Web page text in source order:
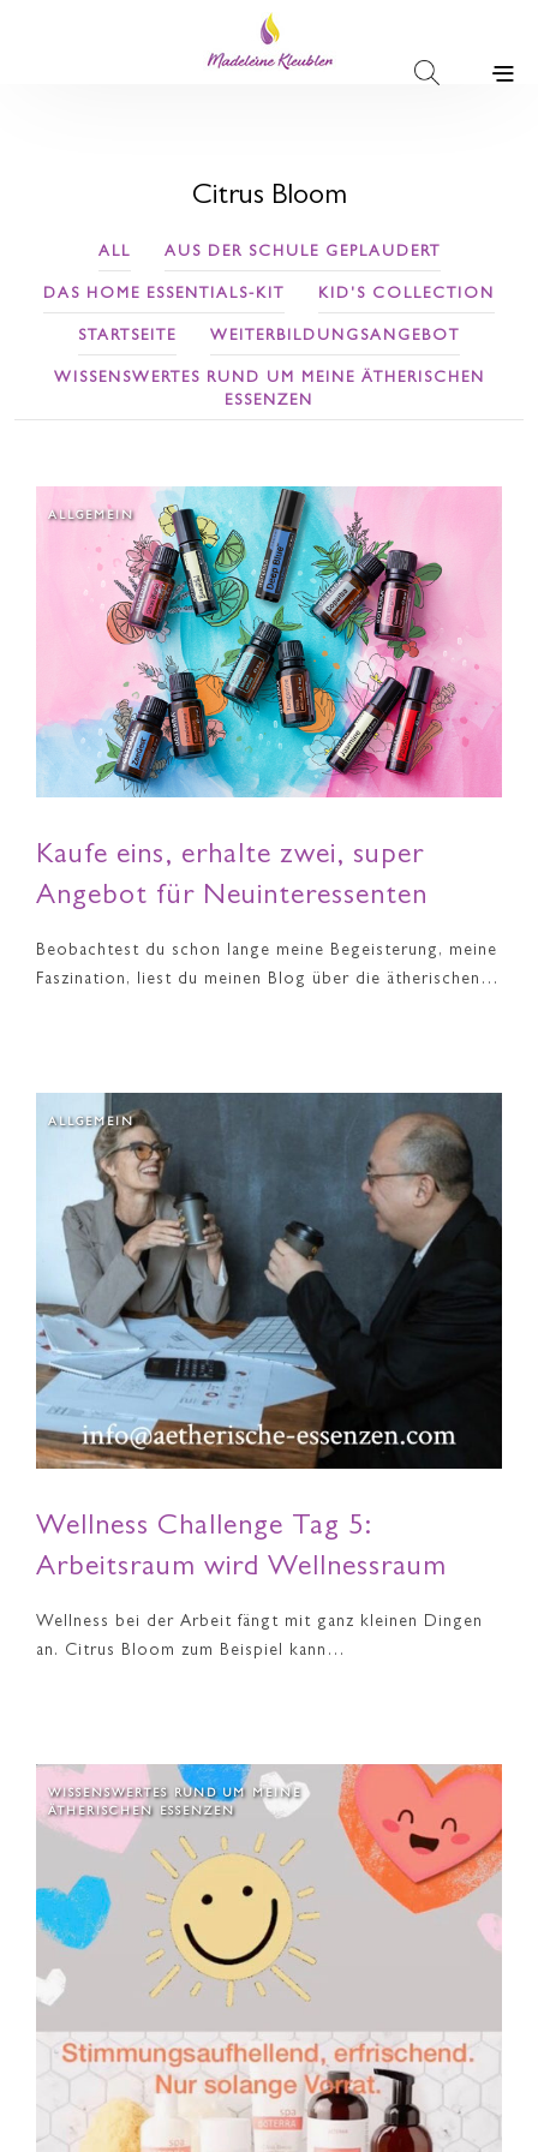
Citrus Bloom
ALL AUS DER SCHULE GEPLAUDERT
DAS HOME ESSENTIALS-KIT KID'S COLLECTION
STARTSEITE WEITERBILDUNGSANGEBOT
WISSENSWERTES RUND UM MEINE ÄTHERISCHEN
ESSENZEN
ALLGEMEIN
Kaufe eins, erhalte zwei, super
Angebot für Neuinteressenten
Beobachtest du schon lange meine Begeisterung, meine
Faszination, liest du meinen Blog über die ätherischen…
ALLGEMEIN
Wellness Challenge Tag 5:
Arbeitsraum wird Wellnessraum
Wellness bei der Arbeit fängt mit ganz kleinen Dingen
an. Citrus Bloom zum Beispiel kann…
WISSENSWERTES RUND UM MEINE
ÄTHERISCHEN ESSENZEN